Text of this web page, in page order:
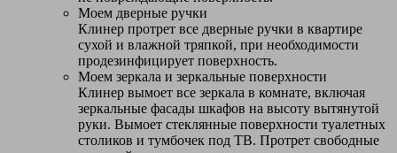
Моем дверные ручки
Клинер протрет все дверные ручки в квартире
сухой и влажной тряпкой, при необходимости
продезинфицирует поверхность.
Моем зеркала и зеркальные поверхности
Клинер вымоет все зеркала в комнате, включая
зеркальные фасады шкафов на высоту вытянутой
руки. Вымоет стеклянные поверхности туалетных
столиков и тумбочек под ТВ. Протрет свободные